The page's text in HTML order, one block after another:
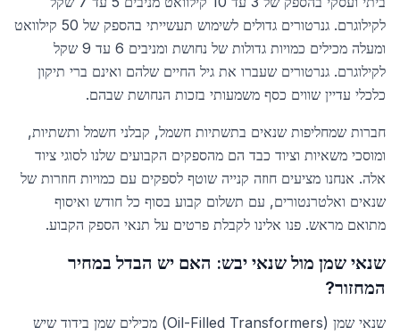
לקילוגרם. גנרטורים גדולים לשימוש תעשייתי בהספק של 50 קילוואט
ומעלה מכילים כמויות גדולות של נחושת ומניבים 6 עד 9 שקל
לקילוגרם. גנרטורים שעברו את גיל החיים שלהם ואינם ברי תיקון
כלכלי עדיין שווים כסף משמעותי בזכות הנחושת שבהם.
חברות שמחליפות שנאים בתשתיות חשמל, קבלני חשמל ותשתיות,
ומוסכי משאיות וציוד כבד הם מהספקים הקבועים שלנו לסוגי ציוד
אלה. אנחנו מציעים חוזה קנייה שוטף לספקים עם כמויות חוזרות של
שנאים ואלטרנטורים, עם תשלום קבוע בסוף כל חודש ואיסוף
מתואם מראש. פנו אלינו לקבלת פרטים על תנאי הספק הקבוע.
שנאי שמן מול שנאי יבש: האם יש הבדל במחיר
המחזור?
שנאי שמן (Oil-Filled Transformers) מכילים שמן בידוד שיש